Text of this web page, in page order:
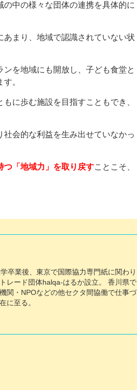
中の様々な団体の連携を具体的に
まり、地域で認識されていない状
を地域にも開放し、子ども食堂と
。
に歩む施設を目指すこともでき、
会的な利益を生み出せていなかっ
つ「地域力」を取り戻すことこそ、
卒業後、東京で国際協力専門紙に関わり
レード団体halqa-はるか設立。 香川県で
関・NPOなどの他セクタ間協働で仕事づ
に至る。